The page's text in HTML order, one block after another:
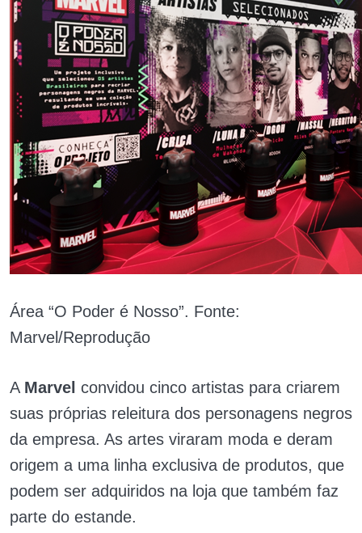
Área “O Poder é Nosso”. Fonte:
Marvel/Reprodução
A Marvel convidou cinco artistas para criarem
suas próprias releitura dos personagens negros
da empresa. As artes viraram moda e deram
origem a uma linha exclusiva de produtos, que
podem ser adquiridos na loja que também faz
parte do estande.